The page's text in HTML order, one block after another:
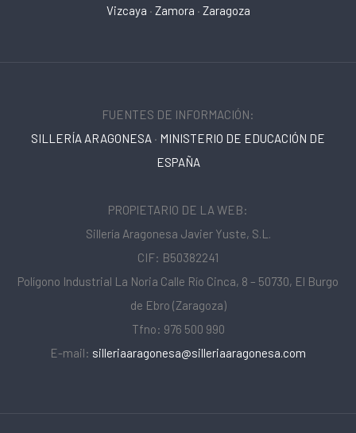
Vizcaya · Zamora · Zaragoza
FUENTES DE INFORMACIÓN:
SILLERÍA ARAGONESA · MINISTERIO DE EDUCACIÓN DE
ESPAÑA
PROPIETARIO DE LA WEB:
Sillería Aragonesa Javier Yuste, S.L.
CIF: B50382241
Polígono Industrial La Noria Calle Río Cinca, 8 – 50730, El Burgo
de Ebro (Zaragoza)
Tfno: 976 500 990
E-mail: silleriaaragonesa@silleriaaragonesa.com